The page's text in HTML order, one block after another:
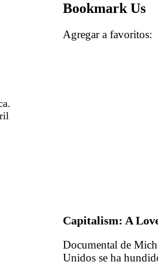
Bookmark Us
Agregar a
Capitalism: A
Documental de
Unidos se ha